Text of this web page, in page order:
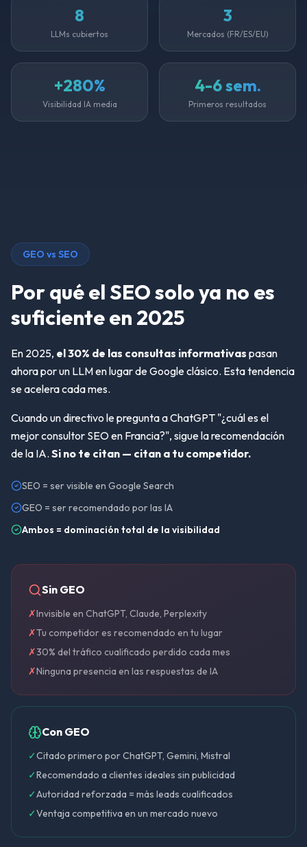
8
LLMs cubiertos
3
Mercados (FR/ES/EU)
+280%
Visibilidad IA media
4-6 sem.
Primeros resultados
GEO vs SEO
Por qué el SEO solo ya no es
suficiente en 2025
En 2025, el 30% de las consultas informativas pasan
ahora por un LLM en lugar de Google clásico. Esta tendencia
se acelera cada mes.
Cuando un directivo le pregunta a ChatGPT "¿cuál es el
mejor consultor SEO en Francia?", sigue la recomendación
de la IA. Si no te citan — citan a tu competidor.
SEO = ser visible en Google Search
GEO = ser recomendado por las IA
Ambos = dominación total de la visibilidad
Sin GEO
✗Invisible en ChatGPT, Claude, Perplexity
✗Tu competidor es recomendado en tu lugar
✗30% del tráfico cualificado perdido cada mes
✗Ninguna presencia en las respuestas de IA
Con GEO
✓Citado primero por ChatGPT, Gemini, Mistral
✓Recomendado a clientes ideales sin publicidad
✓Autoridad reforzada = más leads cualificados
✓Ventaja competitiva en un mercado nuevo